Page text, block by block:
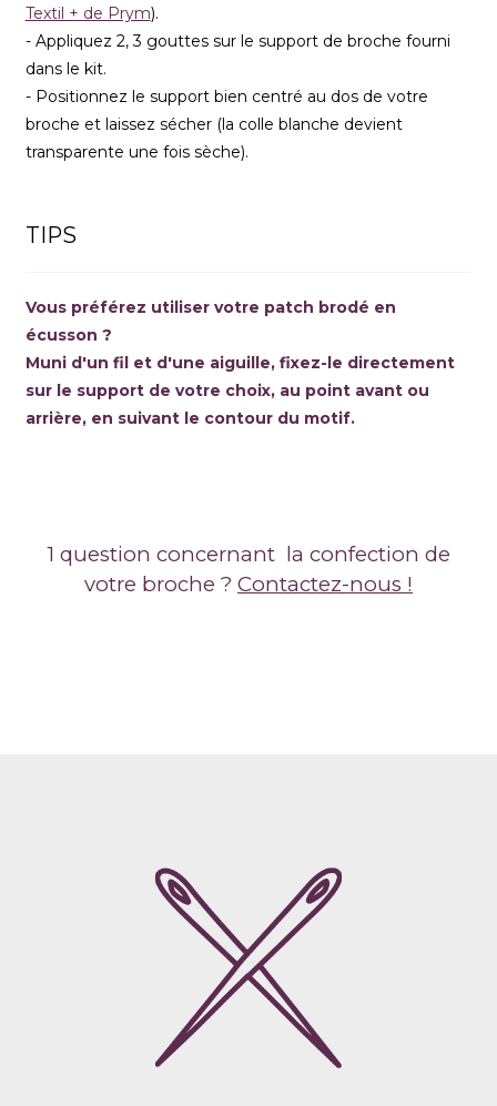
Textil + de Prym).
- Appliquez 2, 3 gouttes sur le support de broche fourni
dans le kit.
- Positionnez le support bien centré au dos de votre
broche et laissez sécher (la colle blanche devient
transparente une fois sèche).
TIPS
Vous préférez utiliser votre patch brodé en
écusson ?
Muni d'un fil et d'une aiguille, fixez-le directement
sur le support de votre choix, au point avant ou
arrière, en suivant le contour du motif.
1 question concernant la confection de
votre broche ? Contactez-nous !